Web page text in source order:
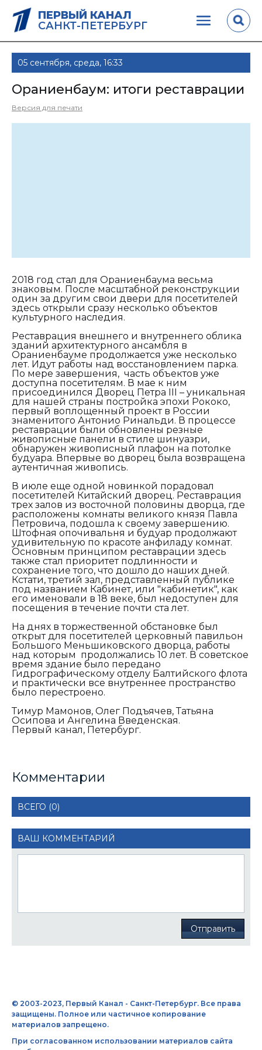
ПЕРВЫЙ КАНАЛ
САНКТ-ПЕТЕРБУРГ
05 сентября, среда, 16:33
Ораниенбаум: итоги реставрации
Версия для печати
2018 год стал для Ораниенбаума весьма
знаковым. После масштабной реконструкции
один за другим свои двери для посетителей
здесь открыли сразу несколько объектов
культурного наследия.
Реставрация внешнего и внутреннего облика
зданий архитектурного ансамбля в
Ораниенбауме продолжается уже несколько
лет. Идут работы над восстановлением парка.
По мере завершения, часть объектов уже
доступна посетителям. В мае к ним
присоединился Дворец Петра III – уникальная
для нашей страны постройка эпохи Рококо,
первый воплощенный проект в России
знаменитого Антонио Ринальди. В процессе
реставрации были обновлены резные
живописные панели в стиле шинуазри,
обнаружен живописный плафон на потолке
будуара. Впервые во дворец была возвращена
аутентичная живопись.
В июле еще одной новинкой порадовал
посетителей Китайский дворец. Реставрация
трех залов из восточной половины дворца, где
расположены комнаты великого князя Павла
Петровича, подошла к своему завершению.
Штофная опочивальня и будуар продолжают
удивительную по красоте анфиладу комнат.
Основным принципом реставрации здесь
также стал приоритет подлинности и
сохранение того, что дошло до наших дней.
Кстати, третий зал, представленный публике
под названием Кабинет, или "кабинетик", как
его именовали в 18 веке, был недоступен для
посещения в течение почти ста лет.
На днях в торжественной обстановке был
открыт для посетителей церковный павильон
Большого Меньшиковского дворца, работы
над которым продолжались 10 лет. В советское
время здание было передано
Гидрографическому отделу Балтийского флота
и практически все внутреннее пространство
было перестроено.
Тимур Мамонов, Олег Подъячев, Татьяна
Осипова и Ангелина Введенская.
Первый канал, Петербург.
Комментарии
ВСЕГО (0)
ВАШ КОММЕНТАРИЙ
Отправить
© 2003-2023, Первый Канал - Санкт-Петербург. Все права
защищены. Полное или частичное копирование
материалов запрещено.
При согласованном использовании материалов сайта